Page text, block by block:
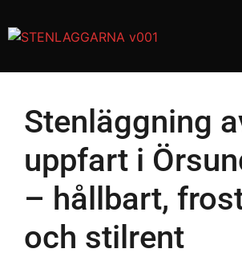
Stenläggning
uppfart i
– hållbart,
och stilrent